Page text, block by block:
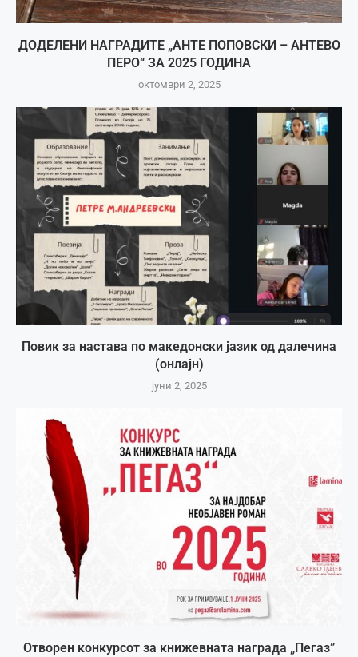
ДОДЕЛЕНИ НАГРАДИТЕ „АНТЕ ПОПОВСКИ – АНТЕВО
ПЕРО“ ЗА 2025 ГОДИНА
октомври 2, 2025
Повик за настава по македонски јазик од далечина
(онлајн)
јуни 2, 2025
Отворен конкурсот за книжевната награда „Пегаз”